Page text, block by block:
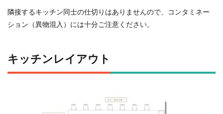
隣接するキッチン同士の仕切りはありませんので、コンタミネー
ション（異物混入）には十分ご注意ください。
キッチンレイアウト